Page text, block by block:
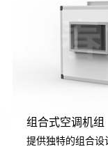
传热系数高，韧性
组合式空调机组
提供独特的组合设